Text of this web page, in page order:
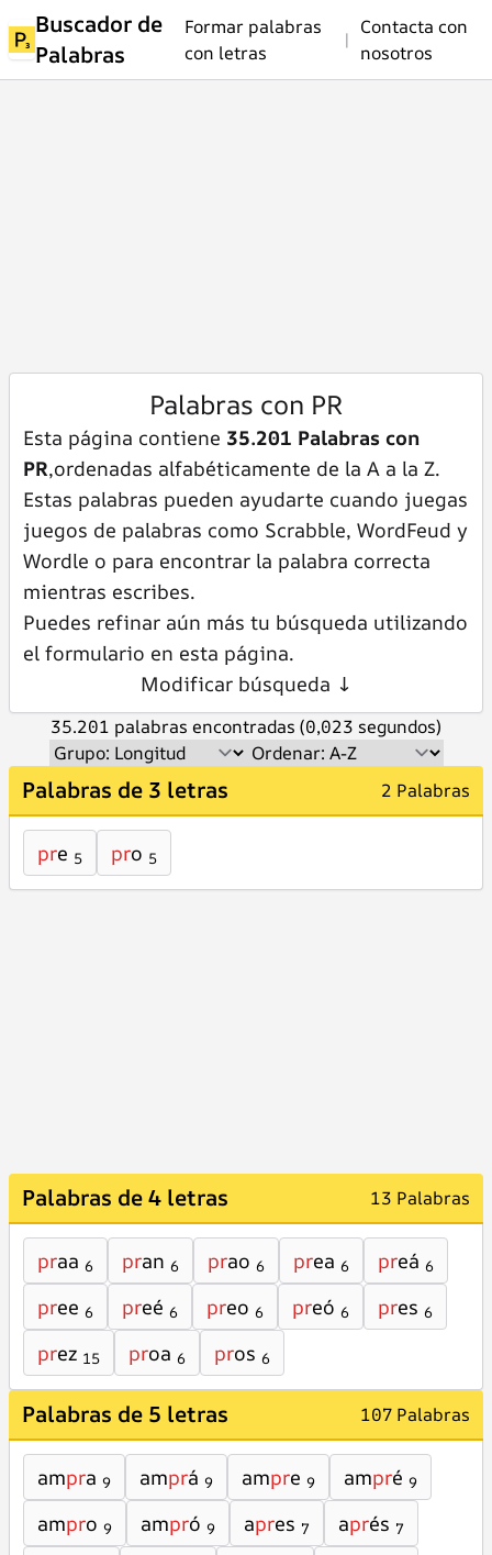
Buscador de
Palabras
Formar palabras
con letras
|
Contacta con
nosotros
Palabras con PR
Esta página contiene 35.201 Palabras con
PR,ordenadas alfabéticamente de la A a la Z.
Estas palabras pueden ayudarte cuando juegas
juegos de palabras como Scrabble, WordFeud y
Wordle o para encontrar la palabra correcta
mientras escribes.
Puedes refinar aún más tu búsqueda utilizando
el formulario en esta página.
Modificar búsqueda ↓
35.201 palabras encontradas (0,023 segundos)
Palabras de 3 letras 2 Palabras
pre 5 pro 5
Palabras de 4 letras 13 Palabras
praa 6 pran 6 prao 6 prea 6 preá 6
pree 6 preé 6 preo 6 preó 6 pres 6
prez 15 proa 6 pros 6
Palabras de 5 letras 107 Palabras
ampra 9 amprá 9 ampre 9 ampré 9
ampro 9 ampró 9 apres 7 aprés 7